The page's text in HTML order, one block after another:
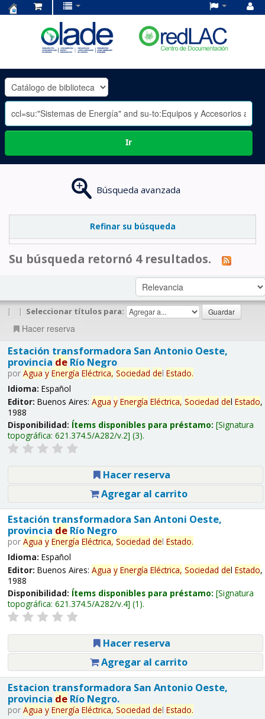
OLADE
-
Ir
Búsqueda avanzada
Refinar su búsqueda
Su búsqueda retornó 4 resultados.
| | Seleccionar títulos para:
Hacer reserva
Estación transformadora San Antonio Oeste,
provincia deRío Negro
por Agua y Energía Eléctrica, Sociedad del Estado.
Idioma: Español
Editor: Buenos Aires: Agua y Energía Eléctrica, Sociedad del Estado,
1988
Disponibilidad: Ítems disponibles para préstamo: Signatura
topográfica: 621.374.5/A282/v.2 (3).
Hacer reserva
Agregar al carrito
Estación transformadora San Antoni Oeste,
provincia deRío Negro
por Agua y Energía Eléctrica, Sociedad del Estado.
Idioma: Español
Editor: Buenos Aires: Agua y Energía Eléctrica, Sociedad del Estado,
1988
Disponibilidad: Ítems disponibles para préstamo: Signatura
topográfica: 621.374.5/A282/v.4 (1).
Hacer reserva
Agregar al carrito
Estacion transformadora San Antonio Oeste,
provincia deRío Negro.
por Agua y Energía Eléctrica, Sociedad del Estado.